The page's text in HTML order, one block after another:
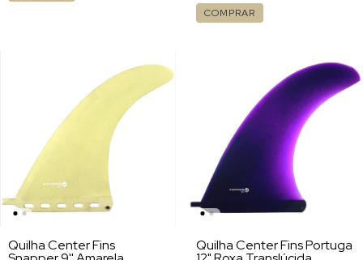
COMPRAR
Quilha Center Fins Quilha Center Fins Portuga